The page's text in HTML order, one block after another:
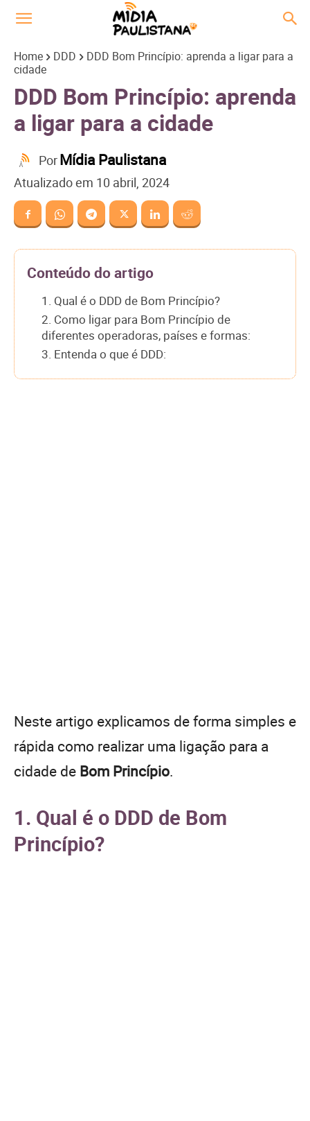
Home DDD
DDD Bom Princípio: aprenda a ligar para a
cidade
DDD Bom Princípio: aprenda
a ligar para a cidade
PorMídia Paulistana
Atualizado em 10 abril, 2024
Conteúdo do artigo
1. Qual é o DDD de Bom Princípio?
2. Como ligar para Bom Princípio de
diferentes operadoras, países e formas:
3. Entenda o que é DDD:
Neste artigo explicamos de forma simples e
rápida como realizar uma ligação para a
cidade de Bom Princípio.
1. Qual é o DDD de Bom
Princípio?